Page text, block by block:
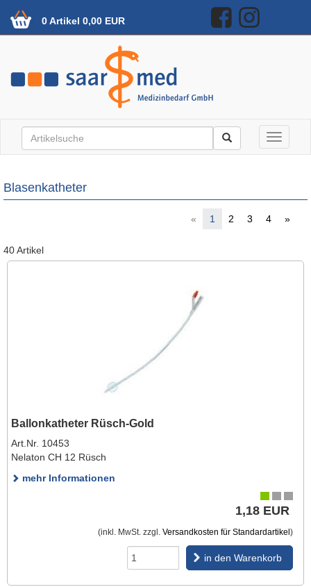
0 Artikel 0,00 EUR
Toggle
Blasenkatheter
« 1 2 3 4 »
40 Artikel
Ballonkatheter Rüsch-Gold
Art.Nr. 10453
Nelaton CH 12 Rüsch
mehr Informationen
1,18 EUR
(inkl. MwSt. zzgl. Versandkosten für Standardartikel )
in den Warenkorb